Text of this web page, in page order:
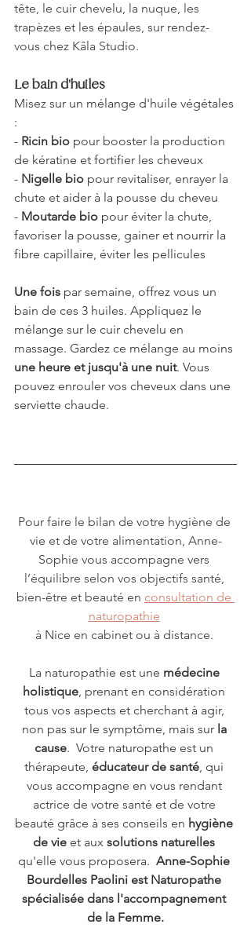
tête, le cuir chevelu, la nuque, les
trapèzes et les épaules, sur rendez-
vous chez Kâla Studio.
Le bain d'huiles
Misez sur un mélange d'huile végétales
:
- Ricin bio pour booster la production
de kératine et fortifier les cheveux
- Nigelle bio pour revitaliser, enrayer la
chute et aider à la pousse du cheveu
- Moutarde bio pour éviter la chute,
favoriser la pousse, gainer et nourrir la
fibre capillaire, éviter les pellicules
Une fois par semaine, offrez vous un
bain de ces 3 huiles. Appliquez le
mélange sur le cuir chevelu en
massage. Gardez ce mélange au moins
une heure et jusqu'à une nuit. Vous
pouvez enrouler vos cheveux dans une
serviette chaude.
Pour faire le bilan de votre hygiène de
vie et de votre alimentation, Anne-
Sophie vous accompagne vers
l’équilibre selon vos objectifs santé,
bien-être et beauté en consultation de
naturopathie
à Nice en cabinet ou à distance.
La naturopathie est une médecine
holistique, prenant en considération
tous vos aspects et cherchant à agir,
non pas sur le symptôme, mais sur la
cause. ​ Votre naturopathe est un
thérapeute, éducateur de santé, qui
vous accompagne en vous rendant
actrice de votre santé et de votre
beauté grâce à ses conseils en hygiène
de vie et aux solutions naturelles
qu'elle vous proposera. ​ Anne-Sophie
Bourdelles Paolini est Naturopathe
spécialisée dans l'accompagnement
de la Femme.